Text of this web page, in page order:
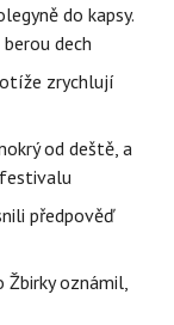
do kapsy.
dech
zrychlují
od deště, a
předpověď
Žbirky oznámil,